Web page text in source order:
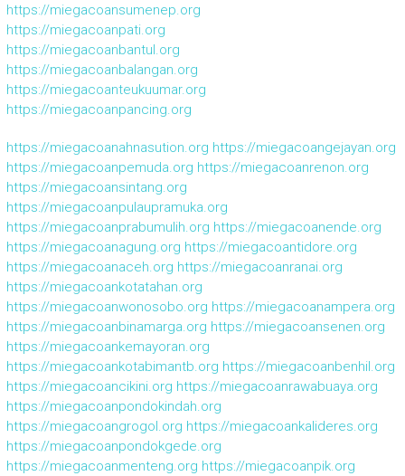
https://miegacoansumenep.org
https://miegacoanpati.org
https://miegacoanbantul.org
https://miegacoanbalangan.org
https://miegacoanteukuumar.org
https://miegacoanpancing.org
https://miegacoanahnasution.org https://miegacoangejayan.org
https://miegacoanpemuda.org https://miegacoanrenon.org
https://miegacoansintang.org
https://miegacoanpulaupramuka.org
https://miegacoanprabumulih.org https://miegacoanende.org
https://miegacoanagung.org https://miegacoantidore.org
https://miegacoanaceh.org https://miegacoanranai.org
https://miegacoankotatahan.org
https://miegacoanwonosobo.org https://miegacoanampera.org
https://miegacoanbinamarga.org https://miegacoansenen.org
https://miegacoankemayoran.org
https://miegacoankotabimantb.org https://miegacoanbenhil.org
https://miegacoancikini.org https://miegacoanrawabuaya.org
https://miegacoanpondokindah.org
https://miegacoangrogol.org https://miegacoankalideres.org
https://miegacoanpondokgede.org
https://miegacoanmenteng.org https://miegacoanpik.org